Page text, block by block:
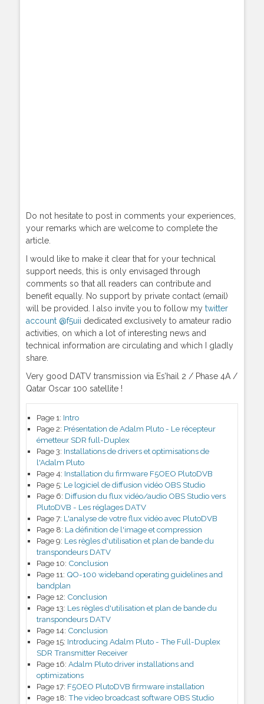
Do not hesitate to post in comments your experiences,
your remarks which are welcome to complete the
article.
I would like to make it clear that for your technical
support needs, this is only envisaged through
comments so that all readers can contribute and
benefit equally. No support by private contact (email)
will be provided. I also invite you to follow my twitter
account @f5uii dedicated exclusively to amateur radio
activities, on which a lot of interesting news and
technical information are circulating and which I gladly
share.
Very good DATV transmission via Es’hail 2 / Phase 4A /
Qatar Oscar 100 satellite !
Page 1: Intro
Page 2: Présentation de Adalm Pluto - Le récepteur
émetteur SDR full-Duplex
Page 3: Installations de drivers et optimisations de
l'Adalm Pluto
Page 4: Installation du firmware F5OEO PlutoDVB
Page 5: Le logiciel de diffusion vidéo OBS Studio
Page 6: Diffusion du flux vidéo/audio OBS Studio vers
PlutoDVB - Les réglages DATV
Page 7: L'analyse de votre flux vidéo avec PlutoDVB
Page 8: La définition de l'image et compression
Page 9: Les règles d'utilisation et plan de bande du
transpondeurs DATV
Page 10: Conclusion
Page 11: QO-100 wideband operating guidelines and
bandplan
Page 12: Conclusion
Page 13: Les règles d'utilisation et plan de bande du
transpondeurs DATV
Page 14: Conclusion
Page 15: Introducing Adalm Pluto - The Full-Duplex
SDR Transmitter Receiver
Page 16: Adalm Pluto driver installations and
optimizations
Page 17: F5OEO PlutoDVB firmware installation
Page 18: The video broadcast software OBS Studio